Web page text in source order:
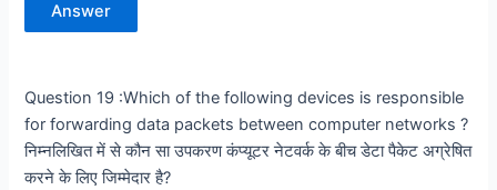
Answer
Question 19 :Which of the following devices is responsible
for forwarding data packets between computer networks ?
निम्नलिखित में से कौन सा उपकरण कंप्यूटर नेटवर्क के बीच डेटा पैकेट अग्रेषित
करने के लिए जिम्मेदार है?